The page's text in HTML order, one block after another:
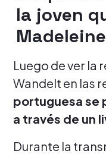
la joven
Luego de ver la
Wandelt en las
portuguesa se
a través de un
Durante la